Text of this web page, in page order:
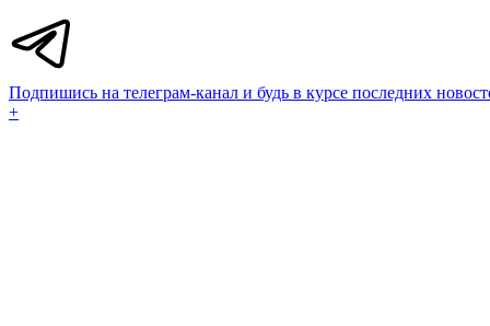
Подпишись на телеграм-канал и будь в курсе последних
+